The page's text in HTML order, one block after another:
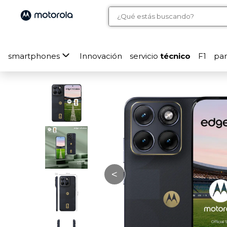
smartphones Innovación servicio técnico F1
<